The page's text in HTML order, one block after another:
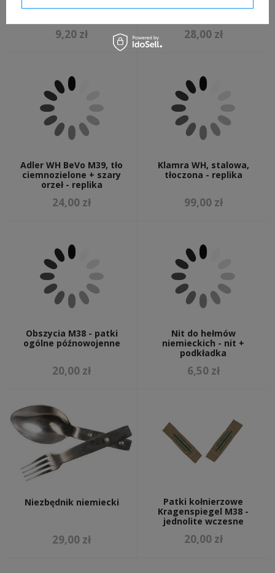
- 1 sztuka
9,20 zł
ciemnozielone + szary
28,00 zł
Adler WH BeVo M39, tło
ciemnozielone + szary
orzeł - replika
24,00 zł
Klamra WH, stalowa,
tłoczona - replika
99,00 zł
Obszycia M38 - patki
ogólne późnowojenne
20,00 zł
Nit do hełmów
niemieckich - nit +
podkładka
6,50 zł
Niezbędnik niemiecki
29,00 zł
Patki kołnierzowe
Kragenspiegel M38 -
jednolite wczesne
20,00 zł